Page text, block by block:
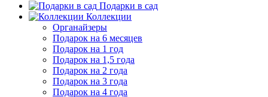
Подарки в сад
Коллекции
Органайзеры
Подарок на 6 месяцев
Подарок на 1 год
Подарок на 1,5 года
Подарок на 2 года
Подарок на 3 года
Подарок на 4 года